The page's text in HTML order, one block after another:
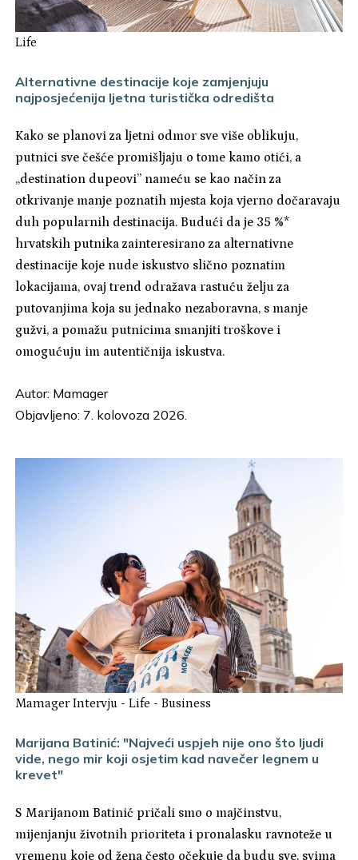
Life
Alternativne destinacije koje zamjenjuju
najposjećenija ljetna turistička odredišta
Kako se planovi za ljetni odmor sve više oblikuju,
putnici sve češće promišljaju o tome kamo otići, a
„destination dupeovi” nameću se kao način za
otkrivanje manje poznatih mjesta koja vjerno dočaravaju
duh popularnih destinacija. Budući da je 35 %*
hrvatskih putnika zainteresirano za alternativne
destinacije koje nude iskustvo slično poznatim
lokacijama, ovaj trend odražava rastuću želju za
putovanjima koja su jednako nezaboravna, s manje
gužvi, a pomažu putnicima smanjiti troškove i
omogućuju im autentičnija iskustva.
Autor: Mamager
Objavljeno: 7. kolovoza 2026.
Mamager Intervju -Life -Business
Marijana Batinić: "Najveći uspjeh nije ono što ljudi
vide, nego mir koji osjetim kad navečer legnem u
krevet"
S Marijanom Batinić pričali smo o majčinstvu,
mijenjanju životnih prioriteta i pronalasku ravnoteže u
vremenu koje od žena često očekuje da budu sve, svima